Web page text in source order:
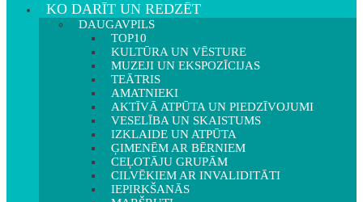
KO DARĪT UN REDZĒT
DAUGAVPILS
TOP10
KULTŪRA UN VĒSTURE
MUZEJI UN EKSPOZĪCIJAS
TEĀTRIS
AMATNIEKI
AKTĪVĀ ATPŪTA UN PIEDZĪVOJUMI
VESELĪBA UN SKAISTUMS
IZKLAIDE UN ATPŪTA
ĢIMENĒM AR BĒRNIEM
CEĻOTĀJU GRUPĀM
CILVĒKIEM AR INVALIDITĀTI
IEPIRKŠANĀS